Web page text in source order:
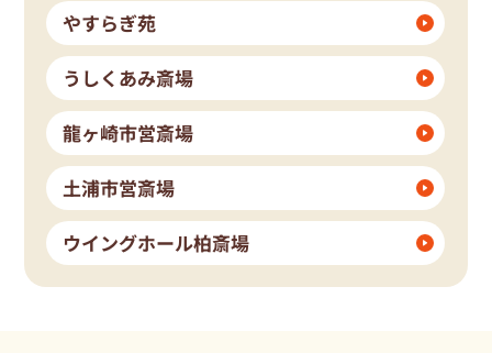
やすらぎ苑
うしくあみ斎場
龍ヶ崎市営斎場
土浦市営斎場
ウイングホール柏斎場